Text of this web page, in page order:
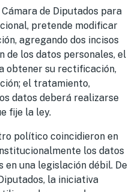
de Diputados para
pretende modificar
agregando dos incisos
de los datos personales, el
obtener su rectificación,
el tratamiento,
datos deberá realizarse
fije la ley.
político coincidieron en
los datos
en una legislación débil. De
la iniciativa